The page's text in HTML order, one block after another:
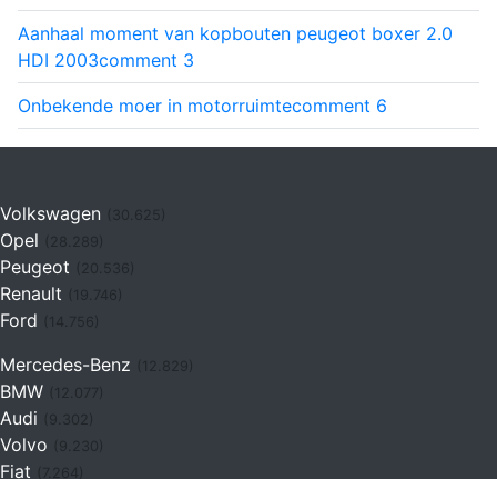
Aanhaal moment van kopbouten peugeot boxer 2.0
HDI 2003comment 3
Onbekende moer in motorruimtecomment 6
Volkswagen (30.625)
Opel
Peugeot (20.536)
Renault (19.746)
Ford (14.756)
Mercedes-Benz
BMW
Audi
Volvo
Fiat (7.264)